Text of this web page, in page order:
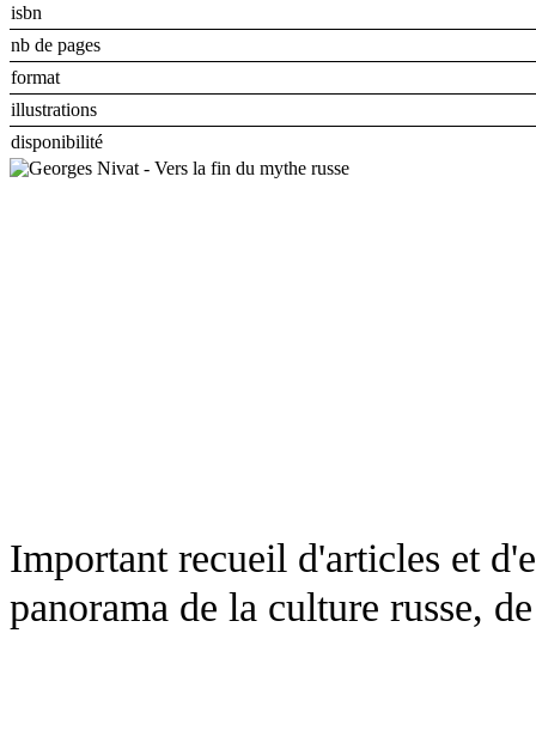
isbn
nb de pages
format
illustrations
disponibilité
Important recueil d'articles et
panorama de la culture russe,